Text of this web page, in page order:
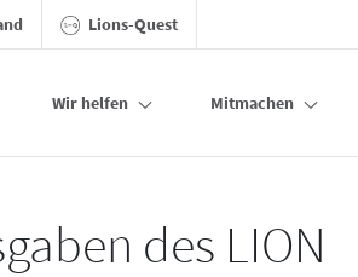
Lions-Quest
Wir helfen Mitmachen
des LION